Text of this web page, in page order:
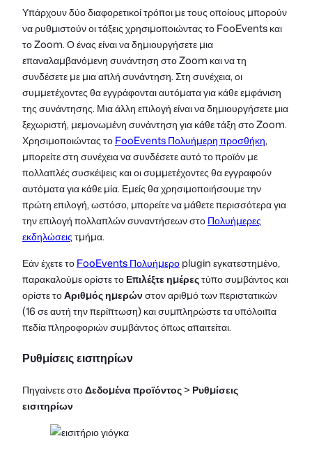
Υπάρχουν δύο διαφορετικοί τρόποι με τους οποίους μπορούν
να ρυθμιστούν οι τάξεις χρησιμοποιώντας το FooEvents και
το Zoom. Ο ένας είναι να δημιουργήσετε μια
επαναλαμβανόμενη συνάντηση στο Zoom και να τη
συνδέσετε με μια απλή συνάντηση. Στη συνέχεια, οι
συμμετέχοντες θα εγγράφονται αυτόματα για κάθε εμφάνιση
της συνάντησης. Μια άλλη επιλογή είναι να δημιουργήσετε μια
ξεχωριστή, μεμονωμένη συνάντηση για κάθε τάξη στο Zoom.
Χρησιμοποιώντας τοFooEvents Πολυήμερη προσθήκη,
μπορείτε στη συνέχεια να συνδέσετε αυτό το προϊόν με
πολλαπλές συσκέψεις και οι συμμετέχοντες θα εγγραφούν
αυτόματα για κάθε μία. Εμείς θα χρησιμοποιήσουμε την
πρώτη επιλογή, ωστόσο, μπορείτε να μάθετε περισσότερα για
την επιλογή πολλαπλών συναντήσεων στοΠολυήμερες
εκδηλώσειςτμήμα.
Εάν έχετε τοFooEvents Πολυήμεροplugin εγκατεστημένο,
παρακαλούμε ορίστε τοΕπιλέξτε ημέρεςτύπο συμβάντος και
ορίστε τοΑριθμός ημερώνστον αριθμό των περιστατικών
(16 σε αυτή την περίπτωση) και συμπληρώστε τα υπόλοιπα
πεδία πληροφοριών συμβάντος όπως απαιτείται.
Ρυθμίσεις εισιτηρίων
Πηγαίνετε στοΔεδομένα προϊόντος> Ρυθμίσεις
εισιτηρίων